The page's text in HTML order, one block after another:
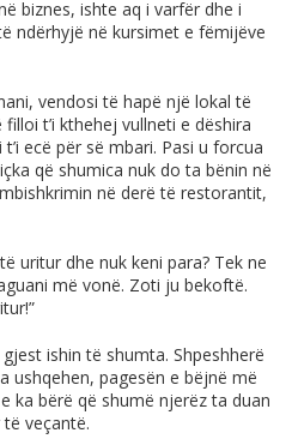
biznes, ishte aq i varfër dhe i
ndërhyjë në kursimet e fëmijëve
vendosi të hapë një lokal të
t’i kthehej vullneti e dëshira
ecë për së mbari. Pasi u forcua
që shumica nuk do ta bënin në
në derë të restorantit,
uritur dhe nuk keni para? Tek ne
më vonë. Zoti ju bekoftë.
ishin të shumta. Shpeshherë
ushqehen, pagesën e bëjnë më
ka bërë që shumë njerëz ta duan
veçantë.